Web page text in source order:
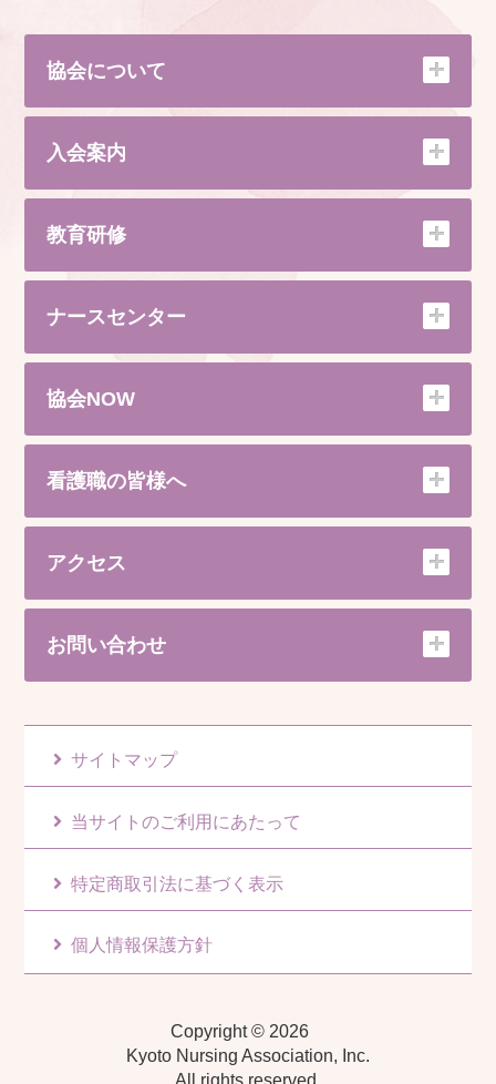
協会について
入会案内
教育研修
ナースセンター
協会NOW
看護職の皆様へ
アクセス
お問い合わせ
サイトマップ
当サイトのご利用にあたって
特定商取引法に基づく表示
個人情報保護方針
Copyright © 2026
Kyoto Nursing Association, Inc.
All rights reserved.